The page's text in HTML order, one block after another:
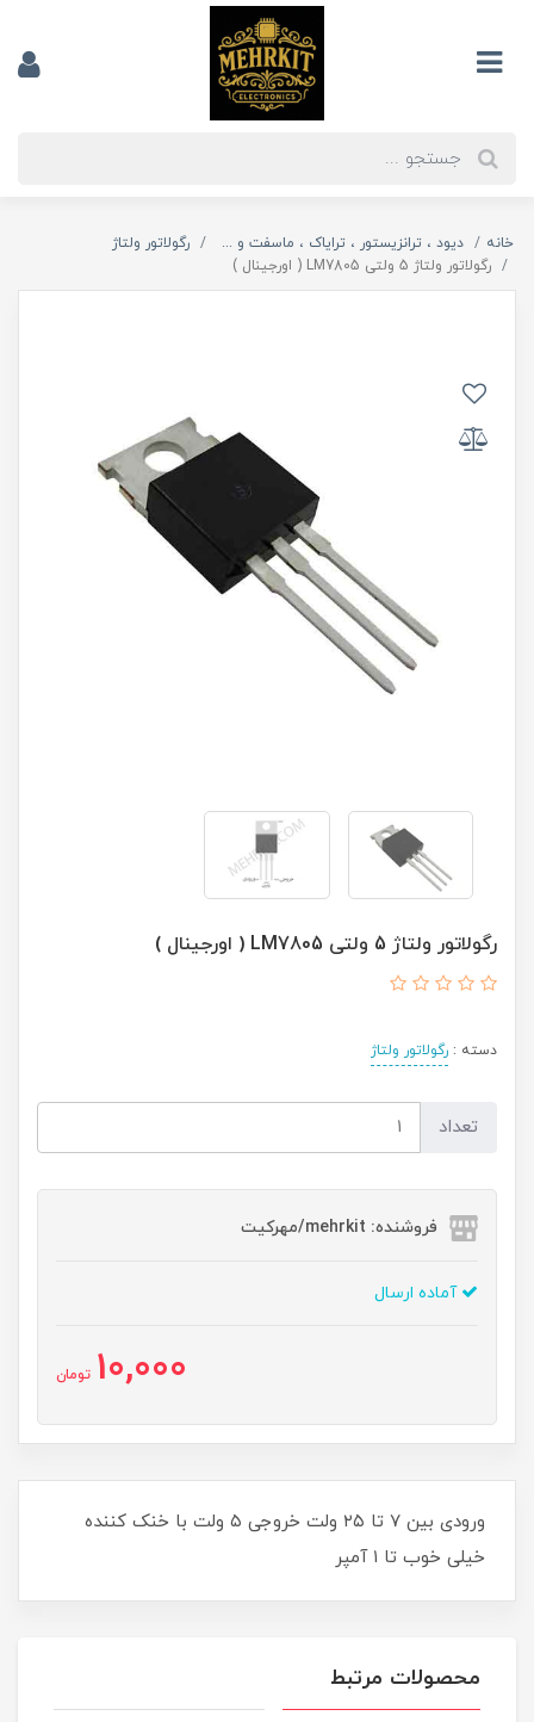
خانه دیود ، ترانزیستور ، ترایاک ، ماسفت و ...
رگولاتور ولتاژ
رگولاتور ولتاژ 5 ولتی LM7805 ( اورجینال )
رگولاتور ولتاژ 5 ولتی LM7805 ( اورجینال )
دسته : رگولاتور ولتاژ
تعداد
فروشنده: mehrkit/مهرکیت
آماده ارسال
10,000 تومان
ورودی بین ۷ تا ۲۵ ولت خروجی ۵ ولت با خنک کننده
خیلی خوب تا ۱ آمپر
محصولات مرتبط